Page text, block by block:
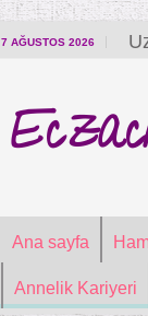
7 AĞUSTOS 2026
Ana sayfa
Annelik Kariyeri